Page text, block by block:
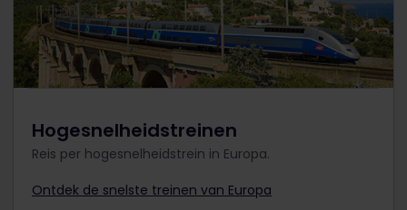
Hogesnelheidstreinen
Reis per hogesnelheidstrein in Europa.
Ontdek de snelste treinen van Europa